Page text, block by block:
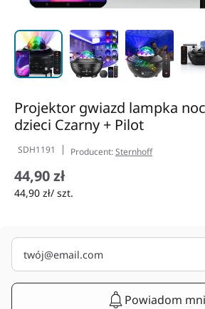
Projektor gwiazd lampka
dzieci Czarny + Pilot
SDH1191 Producent:Sternhoff
44,90 zł
44,90 zł/ szt.
Powiadom